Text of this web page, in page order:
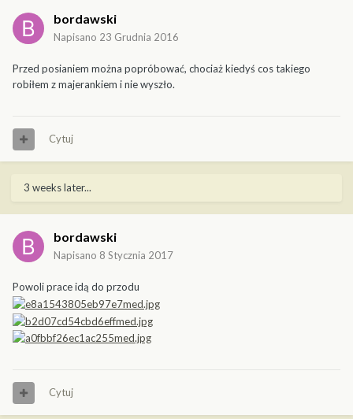
bordawski
Napisano 23 Grudnia 2016
Przed posianiem można popróbować, chociaż kiedyś cos takiego
robiłem z majerankiem i nie wyszło.
Cytuj
3 weeks later...
bordawski
Napisano 8 Stycznia 2017
Powoli prace idą do przodu
Cytuj